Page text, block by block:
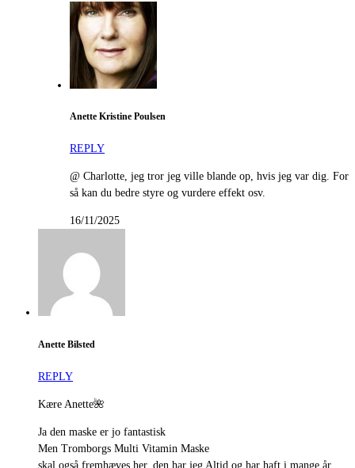
Anette Kristine Poulsen
REPLY
@ Charlotte, jeg tror jeg ville blande op, hvis jeg var dig. For
så kan du bedre styre og vurdere effekt osv.
16/11/2025
Anette Bilsted
REPLY
Kære Anette🌺
Ja den maske er jo fantastisk
Men Tromborgs Multi Vitamin Maske
skal også fremhæves her, den har jeg Altid og har haft i mange år